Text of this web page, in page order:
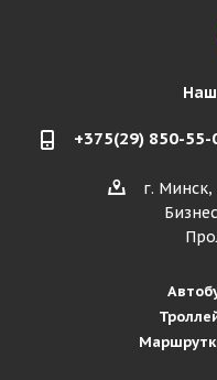
+375(29) 850-55-
г.